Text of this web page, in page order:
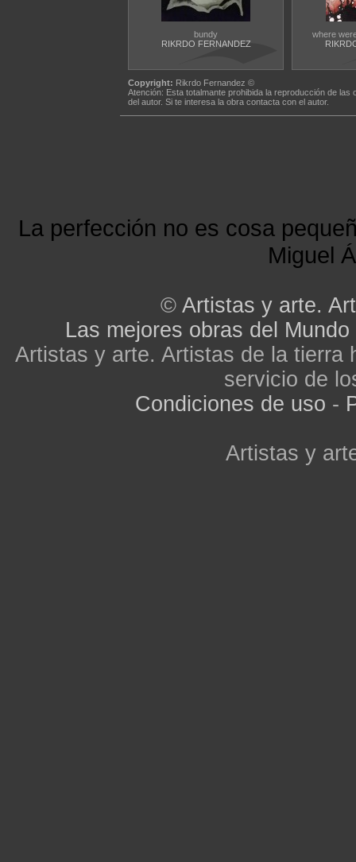
bundy
RIKRDO FERNANDEZ
where
Copyright: Rikrdo Fernandez ©
Atención: Esta totalmante prohibida la reproducción de
del autor. Si te interesa la obra contacta con el autor.
La perfección no es cosa
Miguel
© Artistas y arte.
Las mejores obras del Mundo
Artistas y arte. Artistas de la tierra
servicio de
Condiciones de uso -
Artistas y